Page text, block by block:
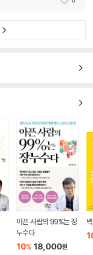
아픈 사람의 99%는 장
누수다
10% 18,000원